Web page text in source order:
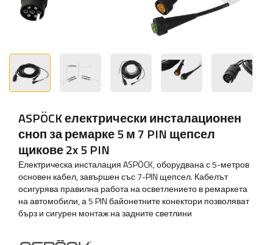
ASPÖCK електрически инсталационен
сноп за ремарке 5 м 7 PIN щепсел
щикове 2x 5 PIN
Електрическа инсталация ASPÖCK, оборудвана с 5-метров
основен кабел, завършен със 7-PIN щепсел. Кабелът
осигурява правилна работа на осветлението в ремаркета
на автомобили, а 5 PIN байонетните конектори позволяват
бърз и сигурен монтаж на задните светлини